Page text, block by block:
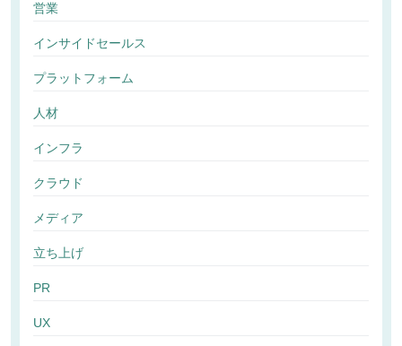
営業
インサイドセールス
プラットフォーム
人材
インフラ
クラウド
メディア
立ち上げ
PR
UX